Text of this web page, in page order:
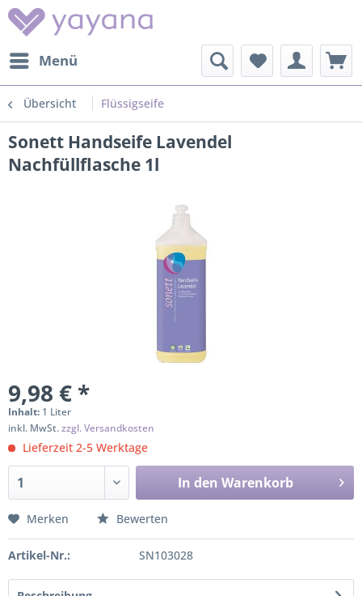
Menü
Übersicht Flüssigseife
Sonett Handseife Lavendel
Nachfüllflasche 1l
9,98 € *
Inhalt: 1 Liter
inkl. MwSt.zzgl. Versandkosten
Lieferzeit 2-5 Werktage
In den Warenkorb
Merken Bewerten
Artikel-Nr.: SN103028